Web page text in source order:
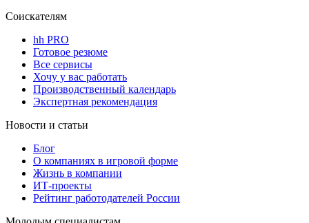
Соискателям
hh PRO
Готовое резюме
Все сервисы
Хочу у вас работать
Производственный календарь
Экспертная рекомендация
Новости и статьи
Блог
О компаниях в игровой форме
Жизнь в компании
ИТ-проекты
Рейтинг работодателей России